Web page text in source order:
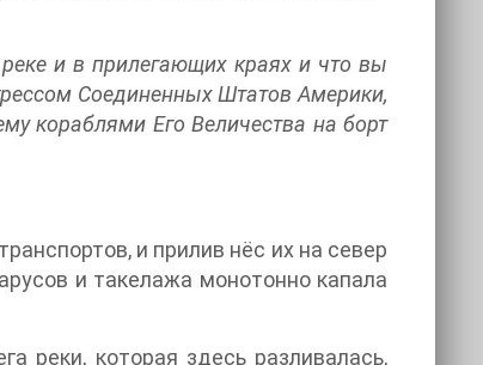
и в прилегающих краях и что вы
Соединенных Штатов Америки,
кораблями Его Величества на борт
и прилив нёс их на север
и такелажа монотонно капала
реки, которая здесь разливалась,